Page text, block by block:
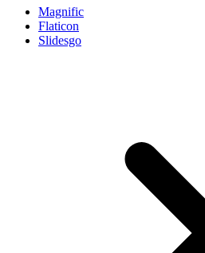
Magnific
Flaticon
Slidesgo